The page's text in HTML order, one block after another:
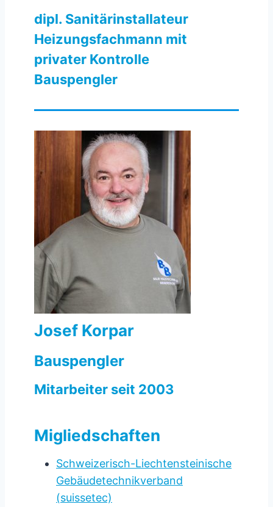
dipl. Sanitärinstallateur
Heizungsfachmann mit
privater Kontrolle
Bauspengler
Josef Korpar
Bauspengler
Mitarbeiter seit 2003
Migliedschaften
Schweizerisch-Liechtensteinische
Gebäude­technikverband
(suissetec)